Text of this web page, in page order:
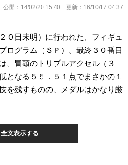
公開： 14/02/20 15:40 更新： 16/10/17 04:37
０日未明）に行われた、フィギュ
ログラム（ＳＰ）。最終３０番目
、冒頭のトリプルアクセル（３
となる５５．５１点でまさかの１
を残すものの、メダルはかなり厳
全文表示する